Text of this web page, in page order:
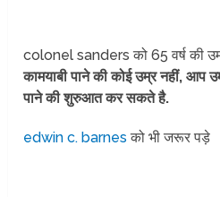
colonel sanders को 65 वर्ष की
कामयाबी पाने की कोई उम्र नहीं, आप
पाने की शुरुआत कर सकते है.
edwin c. barnes को भी जरूर पड़े